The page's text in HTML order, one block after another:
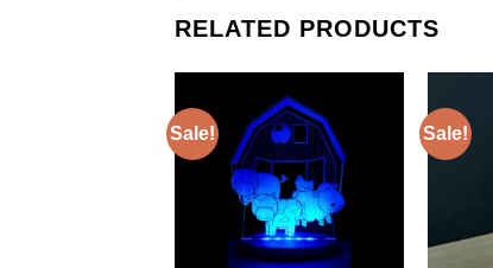
RELATED PRODUCTS
Sale! Sale!